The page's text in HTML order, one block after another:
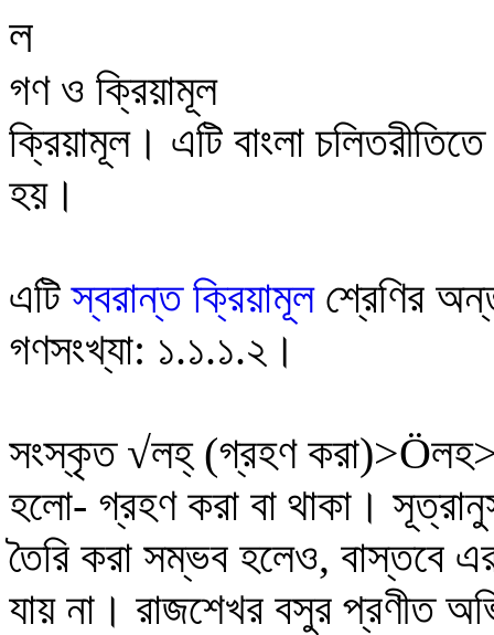
ল
গণ ও ক্রিয়ামূল
ক্রিয়ামূল। এটি বাংলা
হয়।
এটিস্বরান্ত ক্রিয়ামূলশ্রেণির
গণসংখ্যা: ১.১.১.২ ।
সংস্কৃত √লহ্ (গ্রহণ করা)>Öলহ
হলো- গ্রহণ করা বা থাকা।
তৈরি করা সম্ভব হলেও, বাস্তবে
যায় না । রাজশেখর বসুর প্রণীত